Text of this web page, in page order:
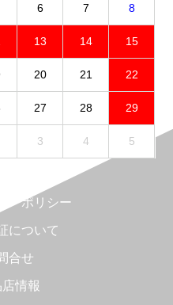
6 7 8
13 14 15
20 21 22
27 28 29
3 4 5
ーポリシー
について
合せ
店情報